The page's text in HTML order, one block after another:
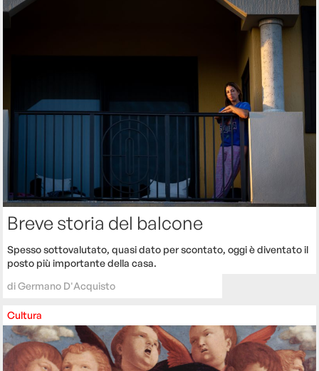
Breve storia del balcone
Spesso sottovalutato, quasi dato per scontato, oggi è diventato il
posto più importante della casa.
diGermano D'Acquisto
Cultura